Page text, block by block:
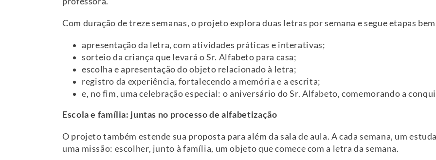
Com duração de treze semanas, o projeto explora duas letras por semana e segue etapas
apresentação da letra, com atividades práticas e interativas;
sorteio da criança que levará o Sr. Alfabeto para casa;
escolha e apresentação do objeto relacionado à letra;
registro da experiência, fortalecendo a memória e a escrita;
e, no fim, uma celebração especial: o aniversário do Sr. Alfabeto, comemorando a
Escola e família: juntas no processo de alfabetização
O projeto também estende sua proposta para além da sala de aula. A cada semana, um
uma missão: escolher, junto à família, um objeto que comece com a letra da semana.